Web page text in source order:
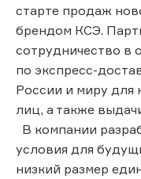
старте продаж
брендом КСЭ.
сотрудничество в
по экспресс-
России и миру для
лиц, а также
В компании
условия для
низкий размер